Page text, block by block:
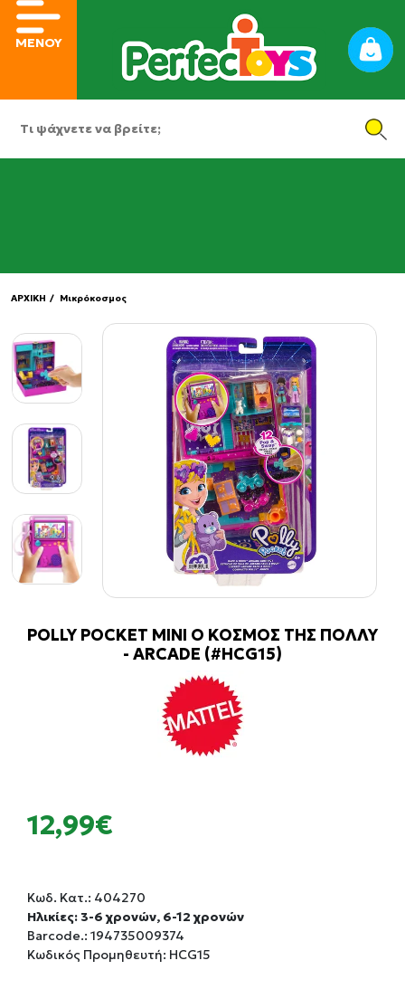
ΜΕΝΟΥ
ΑΡΧΙΚΗ / Μικρόκοσμος
POLLY POCKET MINI Ο ΚΟΣΜΟΣ ΤΗΣ ΠΟΛΛΥ
- ARCADE (#HCG15)
12,99€
Κωδ. Κατ.: 404270
Ηλικίες: 3-6 χρονών, 6-12 χρονών
Barcode.: 194735009374
Κωδικός Προμηθευτή: HCG15